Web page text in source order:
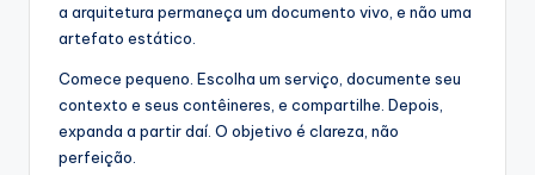
a arquitetura permaneça um documento vivo, e não uma
artefato estático.
Comece pequeno. Escolha um serviço, documente seu
contexto e seus contêineres, e compartilhe. Depois,
expanda a partir daí. O objetivo é clareza, não
perfeição.